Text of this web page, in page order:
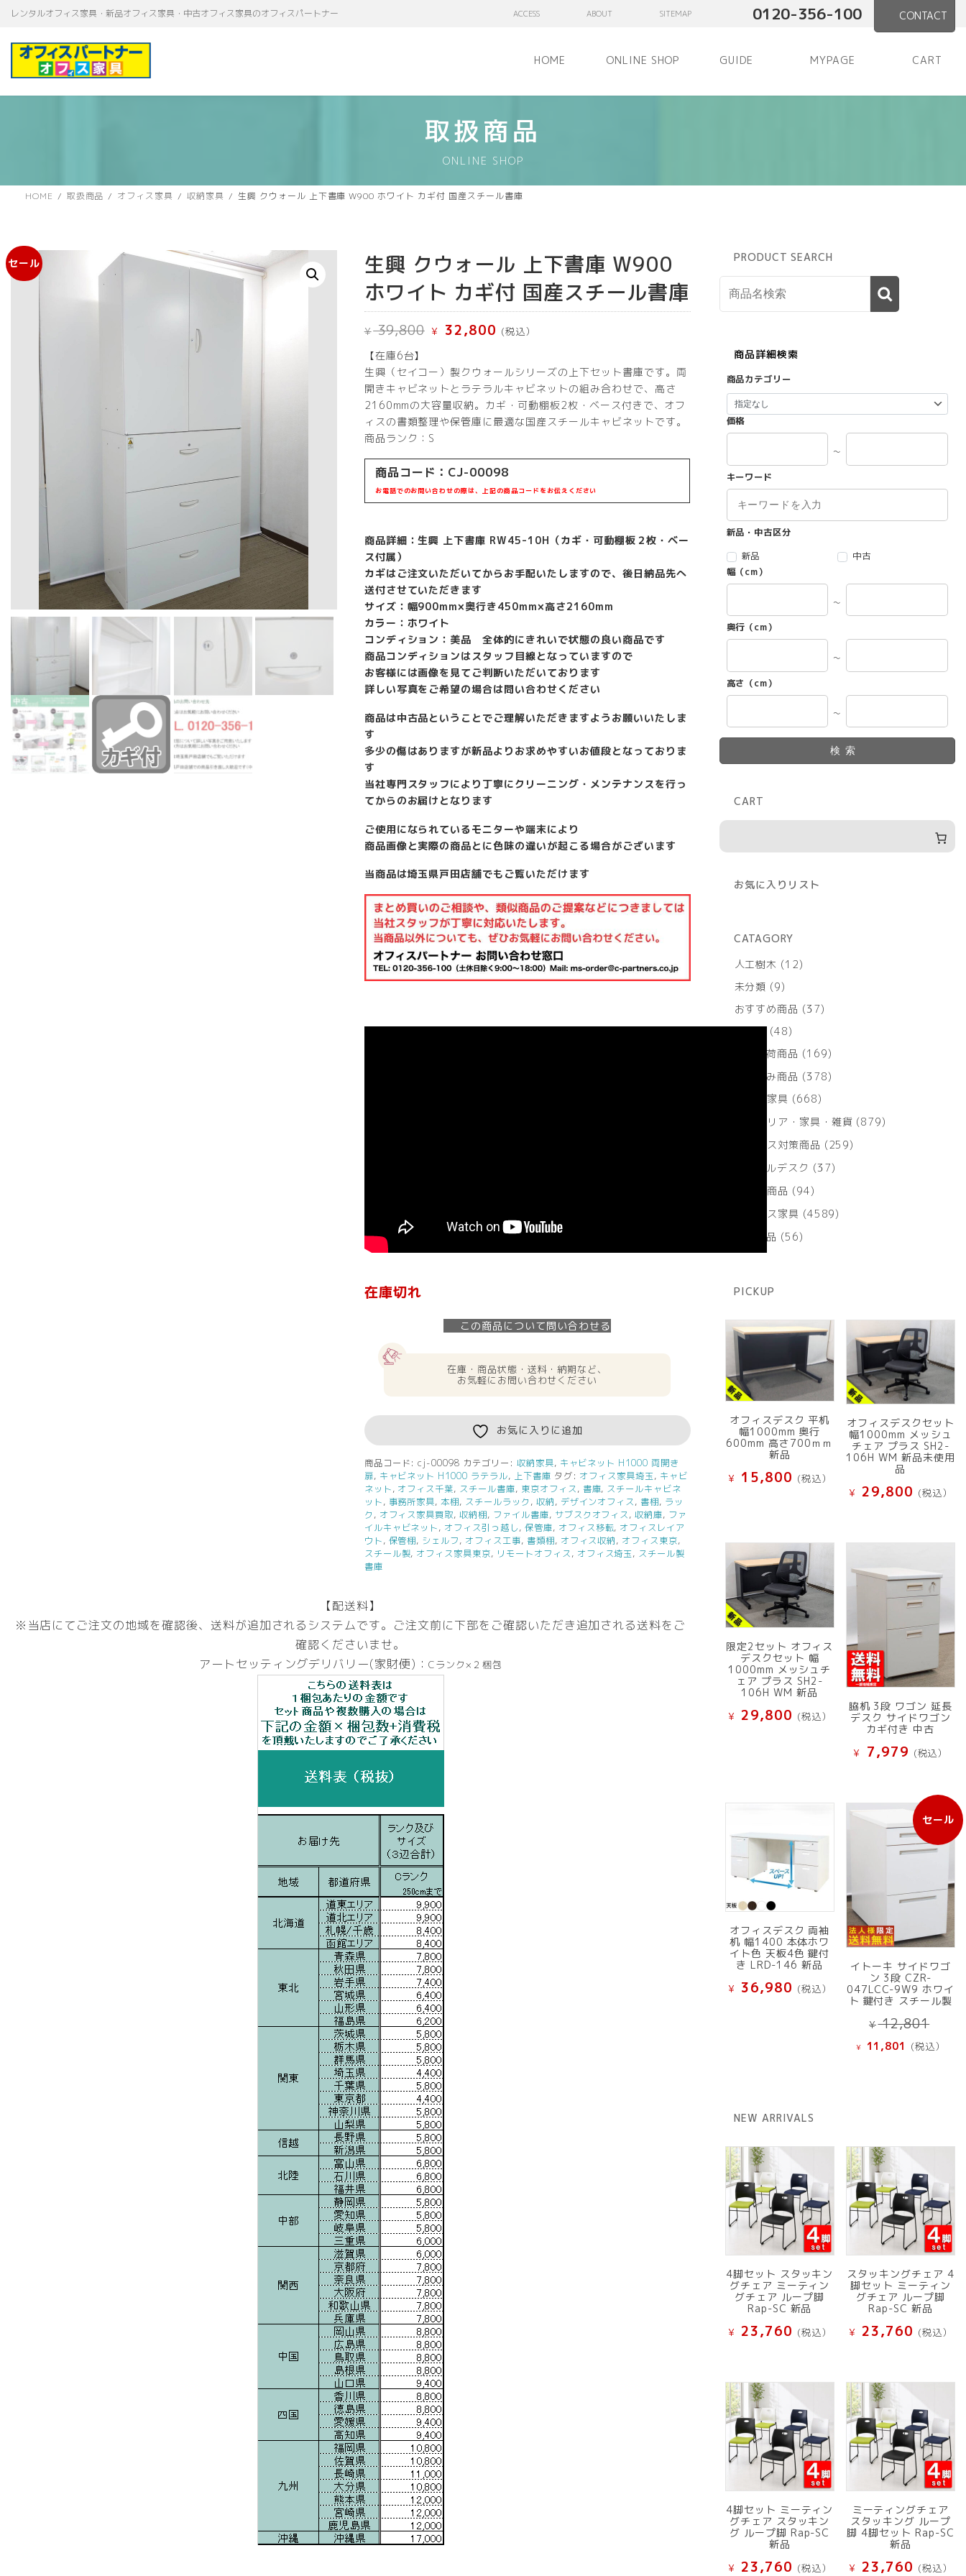
テ
ゲ
レンタルオフィス家具・新品オフィス家具・中古オフィス家具のオフィスパートナー ACCESS ABOUT SITEMAP 0120-356-100 CONTACT
HOME ONLINE SHOP GUIDE MYPAGE CART
取扱商品
ONLINE SHOP
HOME 取扱商品 オフィス家具 収納家具 生興 クウォール 上下書庫 W900 ホワイト カギ付 国産スチール書庫
セール
生興 クウォール 上下書庫 W900
ホワイト カギ付 国産スチール書庫
¥39,800 元
の
は
¥ 39,800
で
し
た。
¥ 32,800 現
在
格
は
¥ 32,800
で
す。
(税込）
【在庫6台】
生興（セイコー）製クウォールシリーズの上下セット書庫です。両
開きキャビネットとラテラルキャビネットの組み合わせで、高さ
2160mmの大容量収納。カギ・可動棚板2枚・ベース付きで、オフ
ィスの書類整理や保管庫に最適な国産スチールキャビネットです。
商品ランク：S
商品コード：CJ-00098
お電話でのお問い合わせの際は、上記の商品コードをお伝えください
商品詳細：生興 上下書庫 RW45-10H（カギ・可動棚板２枚・ベー
ス付属）
カギはご注文いただいてからお手配いたしますので、後日納品先へ
送付させていただきます
サイズ：幅900mm×奥行き450mm×高さ2160mm
カラー：ホワイト
コンディション：美品 全体的にきれいで状態の良い商品です
商品コンディションはスタッフ目線となっていますので
お客様には画像を見てご判断いただいております
詳しい写真をご希望の場合は問い合わせください
商品は中古品ということでご理解いただきますようお願いいたしま
す
多少の傷はありますが新品よりお求めやすいお値段となっておりま
す
当社専門スタッフにより丁寧にクリーニング・メンテナンスを行っ
てからのお届けとなります
ご使用になられているモニターや端末により
商品画像と実際の商品とに色味の違いが起こる場合がございます
当商品は埼玉県戸田店舗でもご覧いただけます
在庫切れ
この商品について問い合わせる
在庫・商品状態・送料・納期など、
お気軽にお問い合わせください
お気に入りに追加
商品コード:cj-00098 カテゴリー: 収納家具, キャビネット H1000 両開き
扉, キャビネット H1000 ラテラル, 上下書庫 タグ: オフィス家具埼玉, キャビ
ネット, オフィス千葉, スチール書庫, 東京オフィス, 書庫, スチールキャビネ
ット, 事務所家具, 本棚, スチールラック , 収納, デザインオフィス, 書棚, ラッ
ク , オフィス家具買取,収納棚, ファイル書庫, サブスクオフィス,収納庫, ファ
イルキャビネット, オフィス引っ越し, 保管庫, オフィス移転, オフィスレイア
ウト, 保管棚, シェルフ, オフィス工事, 書類棚, オフィス収納, オフィス東京,
スチール製, オフィス家具東京, リモートオフィス, オフィス埼玉, スチール製
書庫
【配送料】
※当店にてご注文の地域を確認後、送料が追加されるシステムです。ご注文前に下部をご確認いただき追加される送料をご
確認くださいませ。
アートセッティングデリバリー(家財便)： Cランク×２梱包
PRODUCT SEARCH
商品詳細検索
商品カテゴリー
価格
～
キーワード
新品・中古区分
新品
中古
幅（cm）
～
奥行（cm）
～
高さ（cm）
～
検索
CART
お気に入りリスト
CATAGORY
人工樹木
1212
商
未分類 99
の
商
おすすめ商品 3737
商
4848
の
商
大量入荷商品 169169
の
成約済み商品 378378
商
目的別家具 668668
の
商
インテリア・家具・雑貨 879879
ウィルス対策商品 259259
スクールデスク 3737
商
話題の商品 9494
の
オフィス家具 45894589
防災用品 5656
PICKUP
オフィスデスク 平机
幅1000mm 奥行
600mm 高さ700ｍｍ
新品
¥ 15,800 (税込）
オフィスデスクセット
幅1000mm メッシュ
チェア プラス SH2-
106H WM 新品未使用
品
¥ 29,800 (税込）
限定2セット オフィス
デスクセット 幅
1000mm メッシュチ
ェア プラス SH2-
106H WM 新品
¥ 29,800 (税込）
脇机 3段 ワゴン 延長
デスク サイドワゴン
カギ付き 中古
¥ 7,979 (税込）
オフィスデスク 両袖
机 幅1400 本体ホワ
イト色 天板4色 鍵付
き LRD-146 新品
¥ 36,980 (税込）
セール
販
売
中
品
イトーキ サイドワゴ
ン 3段 CZR-
047LCC-9W9 ホワイ
ト 鍵付き スチール製
¥12,801
の
価
¥ 11,801 現
で
す。
(税込）
NEW ARRIVALS
4脚セット スタッキン
グチェア ミーティン
グチェア ループ脚
Rap-SC 新品
¥ 23,760 (税込）
スタッキングチェア 4
脚セット ミーティン
グチェア ループ脚
Rap-SC 新品
¥ 23,760 (税込）
4脚セット ミーティン
グチェア スタッキン
グ ループ脚 Rap-SC
新品
¥ 23,760 (税込）
ミーティングチェア
スタッキング ループ
脚 4脚セット Rap-SC
新品
¥ 23,760 (税込）